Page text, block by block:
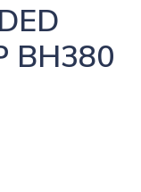
BH380